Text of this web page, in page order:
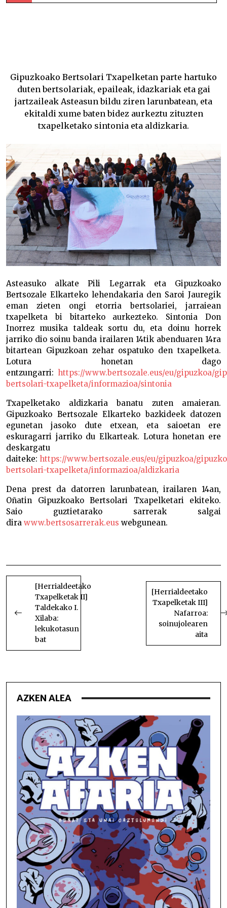
Gipuzkoako Bertsolari Txapelketan parte hartuko
duten bertsolariak, epaileak, idazkariak eta gai
jartzaileak Asteasun bildu ziren larunbatean, eta
ekitaldi xume baten bidez aurkeztu zituzten
txapelketako sintonia eta aldizkaria.
Asteasuko alkate Pili Legarrak eta Gipuzkoako
Bertsozale Elkarteko lehendakaria den Saroi Jauregik
eman zieten ongi etorria bertsolariei, jarraiean
txapelketa bi bitarteko aurkezteko. Sintonia Don
Inorrez musika taldeak sortu du, eta doinu horrek
jarriko dio soinu banda irailaren 14tik abenduaren 14ra
bitartean Gipuzkoan zehar ospatuko den txapelketa.
Lotura honetan dago
entzungarri: https://www.bertsozale.eus/eu/gipuzkoa/
bertsolari-txapelketa/informazioa/sintonia
Txapelketako aldizkaria banatu zuten amaieran.
Gipuzkoako Bertsozale Elkarteko bazkideek datozen
egunetan jasoko dute etxean, eta saioetan ere
eskuragarri jarriko du Elkarteak. Lotura honetan ere
deskargatu
daiteke: https://www.bertsozale.eus/eu/gipuzkoa/
bertsolari-txapelketa/informazioa/aldizkaria
Dena prest da datorren larunbatean, irailaren 14an,
Oñatin Gipuzkoako Bertsolari Txapelketari ekiteko.
Saio guztietarako sarrerak salgai
dira www.bertsosarrerak.eus webgunean.
BIDALKETETAN
ZEHAR
NABIGATU
[Herrialdeetako
Txapelketak II]
Taldekako I.
Xilaba:
lekukotasun
bat
[Herrialdeetako
Txapelketak III]
Nafarroa:
soinujolearen
aita
AZKEN ALEA